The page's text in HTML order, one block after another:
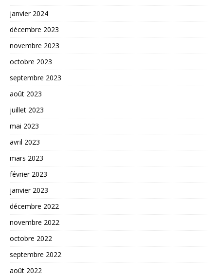
janvier 2024
décembre 2023
novembre 2023
octobre 2023
septembre 2023
août 2023
juillet 2023
mai 2023
avril 2023
mars 2023
février 2023
janvier 2023
décembre 2022
novembre 2022
octobre 2022
septembre 2022
août 2022